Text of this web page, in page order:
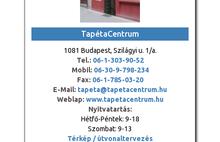
TapétaCentrum
1081 Budapest, Szilágyi u. 1/a.
Tel.: 06-1-303-90-52
Mobil: 06-30-9-798-234
Fax: 06-1-785-03-20
E-Mail: tapeta@tapetacentrum.hu
Weblap: www.tapetacentrum.hu
Nyitvatartás:
Hétfő-Péntek: 9-18
Szombat: 9-13
Térkép / útvonaltervezés